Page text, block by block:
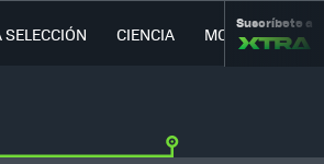
SELECCIÓN CIENCIA MOVILIDAD
Suscríbete a